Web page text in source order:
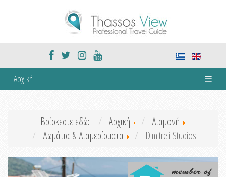
Αρχική ☰
Βρίσκεστε εδώ: Αρχική
Διαμονή
Δωμάτια & Διαμερίσματα
Dimitreli Studios